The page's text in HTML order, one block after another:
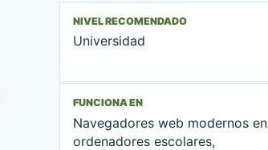
NIVEL RECOMENDADO
Universidad
FUNCIONA EN
Navegadores web modernos en
ordenadores escolares,